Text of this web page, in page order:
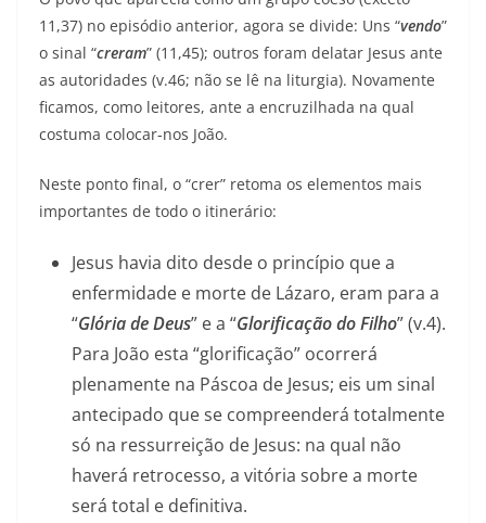
11,37) no episódio anterior, agora se divide: Uns “vendo”
o sinal “creram” (11,45); outros foram delatar Jesus ante
as autoridades (v.46; não se lê na liturgia). Novamente
ficamos, como leitores, ante a encruzilhada na qual
costuma colocar-nos João.
Neste ponto final, o “crer” retoma os elementos mais
importantes de todo o itinerário:
Jesus havia dito desde o princípio que a
enfermidade e morte de Lázaro, eram para a
“Glória de Deus” e a “Glorificação do Filho” (v.4).
Para João esta “glorificação” ocorrerá
plenamente na Páscoa de Jesus; eis um sinal
antecipado que se compreenderá totalmente
só na ressurreição de Jesus: na qual não
haverá retrocesso, a vitória sobre a morte
será total e definitiva.